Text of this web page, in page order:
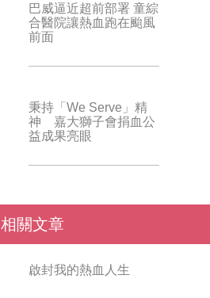
巴威逼近超前部署 童綜
合醫院讓熱血跑在颱風
前面
秉持「We Serve」精
神 嘉大獅子會捐血公
益成果亮眼
相關文章
啟封我的熱血人生